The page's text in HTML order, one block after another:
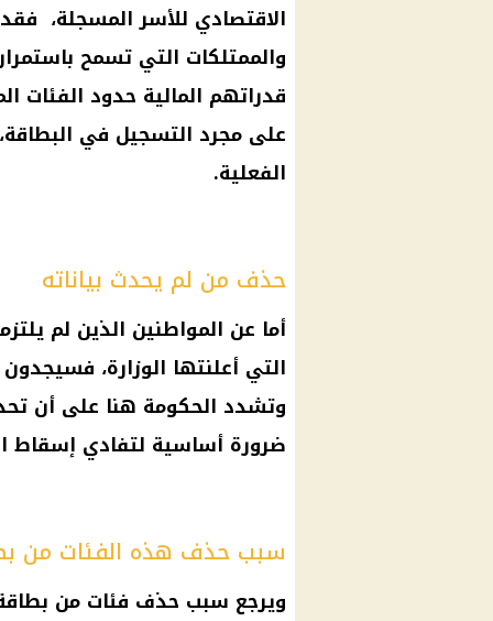
الاقتصادي للأسر المسجلة،
والممتلكات التي تسمح
قدراتهم المالية حدود الفئات
على مجرد التسجيل في
الفعلية.
حذف من لم يحدث بياناته
أما عن المواطنين الذين لم
التي أعلنتها الوزارة،
وتشدد الحكومة هنا على أن
ضرورة أساسية لتفادي إسقاط
سبب حذف هذه الفئات من
ويرجع سبب حذف فئات من